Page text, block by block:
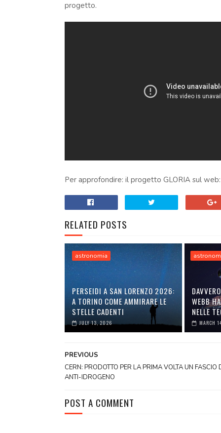
progetto.
Per approfondire: il progetto GLORIA sul web:
RELATED POSTS
astronomia
PERSEIDI A SAN LORENZO 2026:
A TORINO COME AMMIRARE LE
STELLE CADENTI
JULY 13, 2026
WEBB
NELLE
MARCH
PREVIOUS
CERN: PRODOTTO PER LA PRIMA VOLTA UN FASCIO
ANTI-IDROGENO
POST A COMMENT